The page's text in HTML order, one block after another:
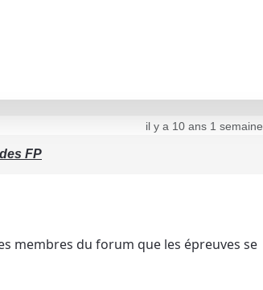
il y a 10 ans 1 semaine
FP
membres du forum que les épreuves se